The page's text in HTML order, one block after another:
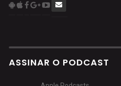
ASSINAR O PODCAST